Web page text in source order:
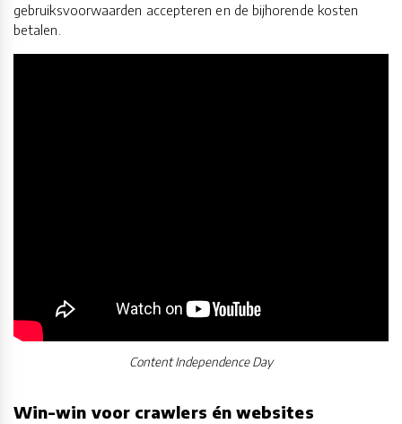
gebruiksvoorwaarden accepteren en de bijhorende kosten
betalen.
Content Independence Day
Win-win voor crawlers én websites